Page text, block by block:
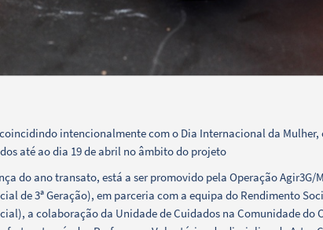
intencionalmente com o Dia Internacional da Mulher,
até ao dia 19 de abril no âmbito do projeto
do ano transato, está a ser promovido pela Operação Agir3G/
de 3ª Geração), em parceria com a equipa do Rendimento
a colaboração da Unidade de Cuidados na Comunidade do